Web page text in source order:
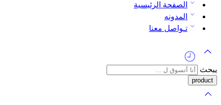
الصفحة الرئيسية
المدونه
تـواصل معنا
يبحث